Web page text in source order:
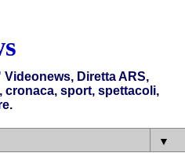
Diretta ARS,
sport, spettacoli,
▼